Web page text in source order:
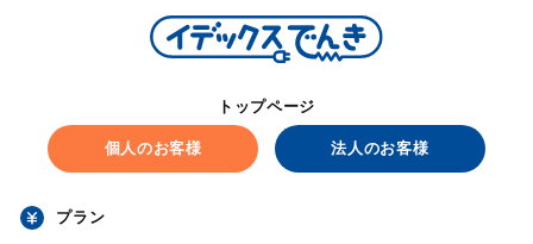
トップページ
個人のお客様 法人のお客様
プラン